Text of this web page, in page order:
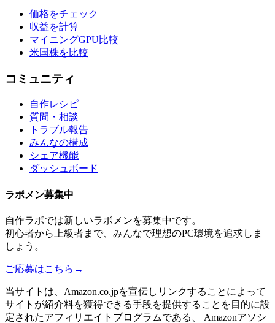
価格をチェック
収益を計算
マイニングGPU比較
米国株を比較
コミュニティ
自作レシピ
質問・相談
トラブル報告
みんなの構成
シェア機能
ダッシュボード
ラボメン募集中
自作ラボでは新しいラボメンを募集中です。
初心者から上級者まで、みんなで理想のPC環境を追求しま
しょう。
ご応募はこちら →
当サイトは、Amazon.co.jpを宣伝しリンクすることによって
サイトが紹介料を獲得できる手段を提供することを目的に設
定されたアフィリエイトプログラムである、 Amazonアソシ